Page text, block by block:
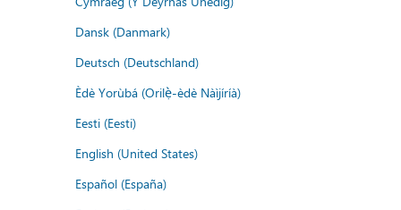
Dansk (Danmark)
Deutsch (Deutschland)
Èdè Yorùbá (Orilẹ̀-èdè Nàìjíríà)
Eesti (Eesti)
English (United States)
Español (España)